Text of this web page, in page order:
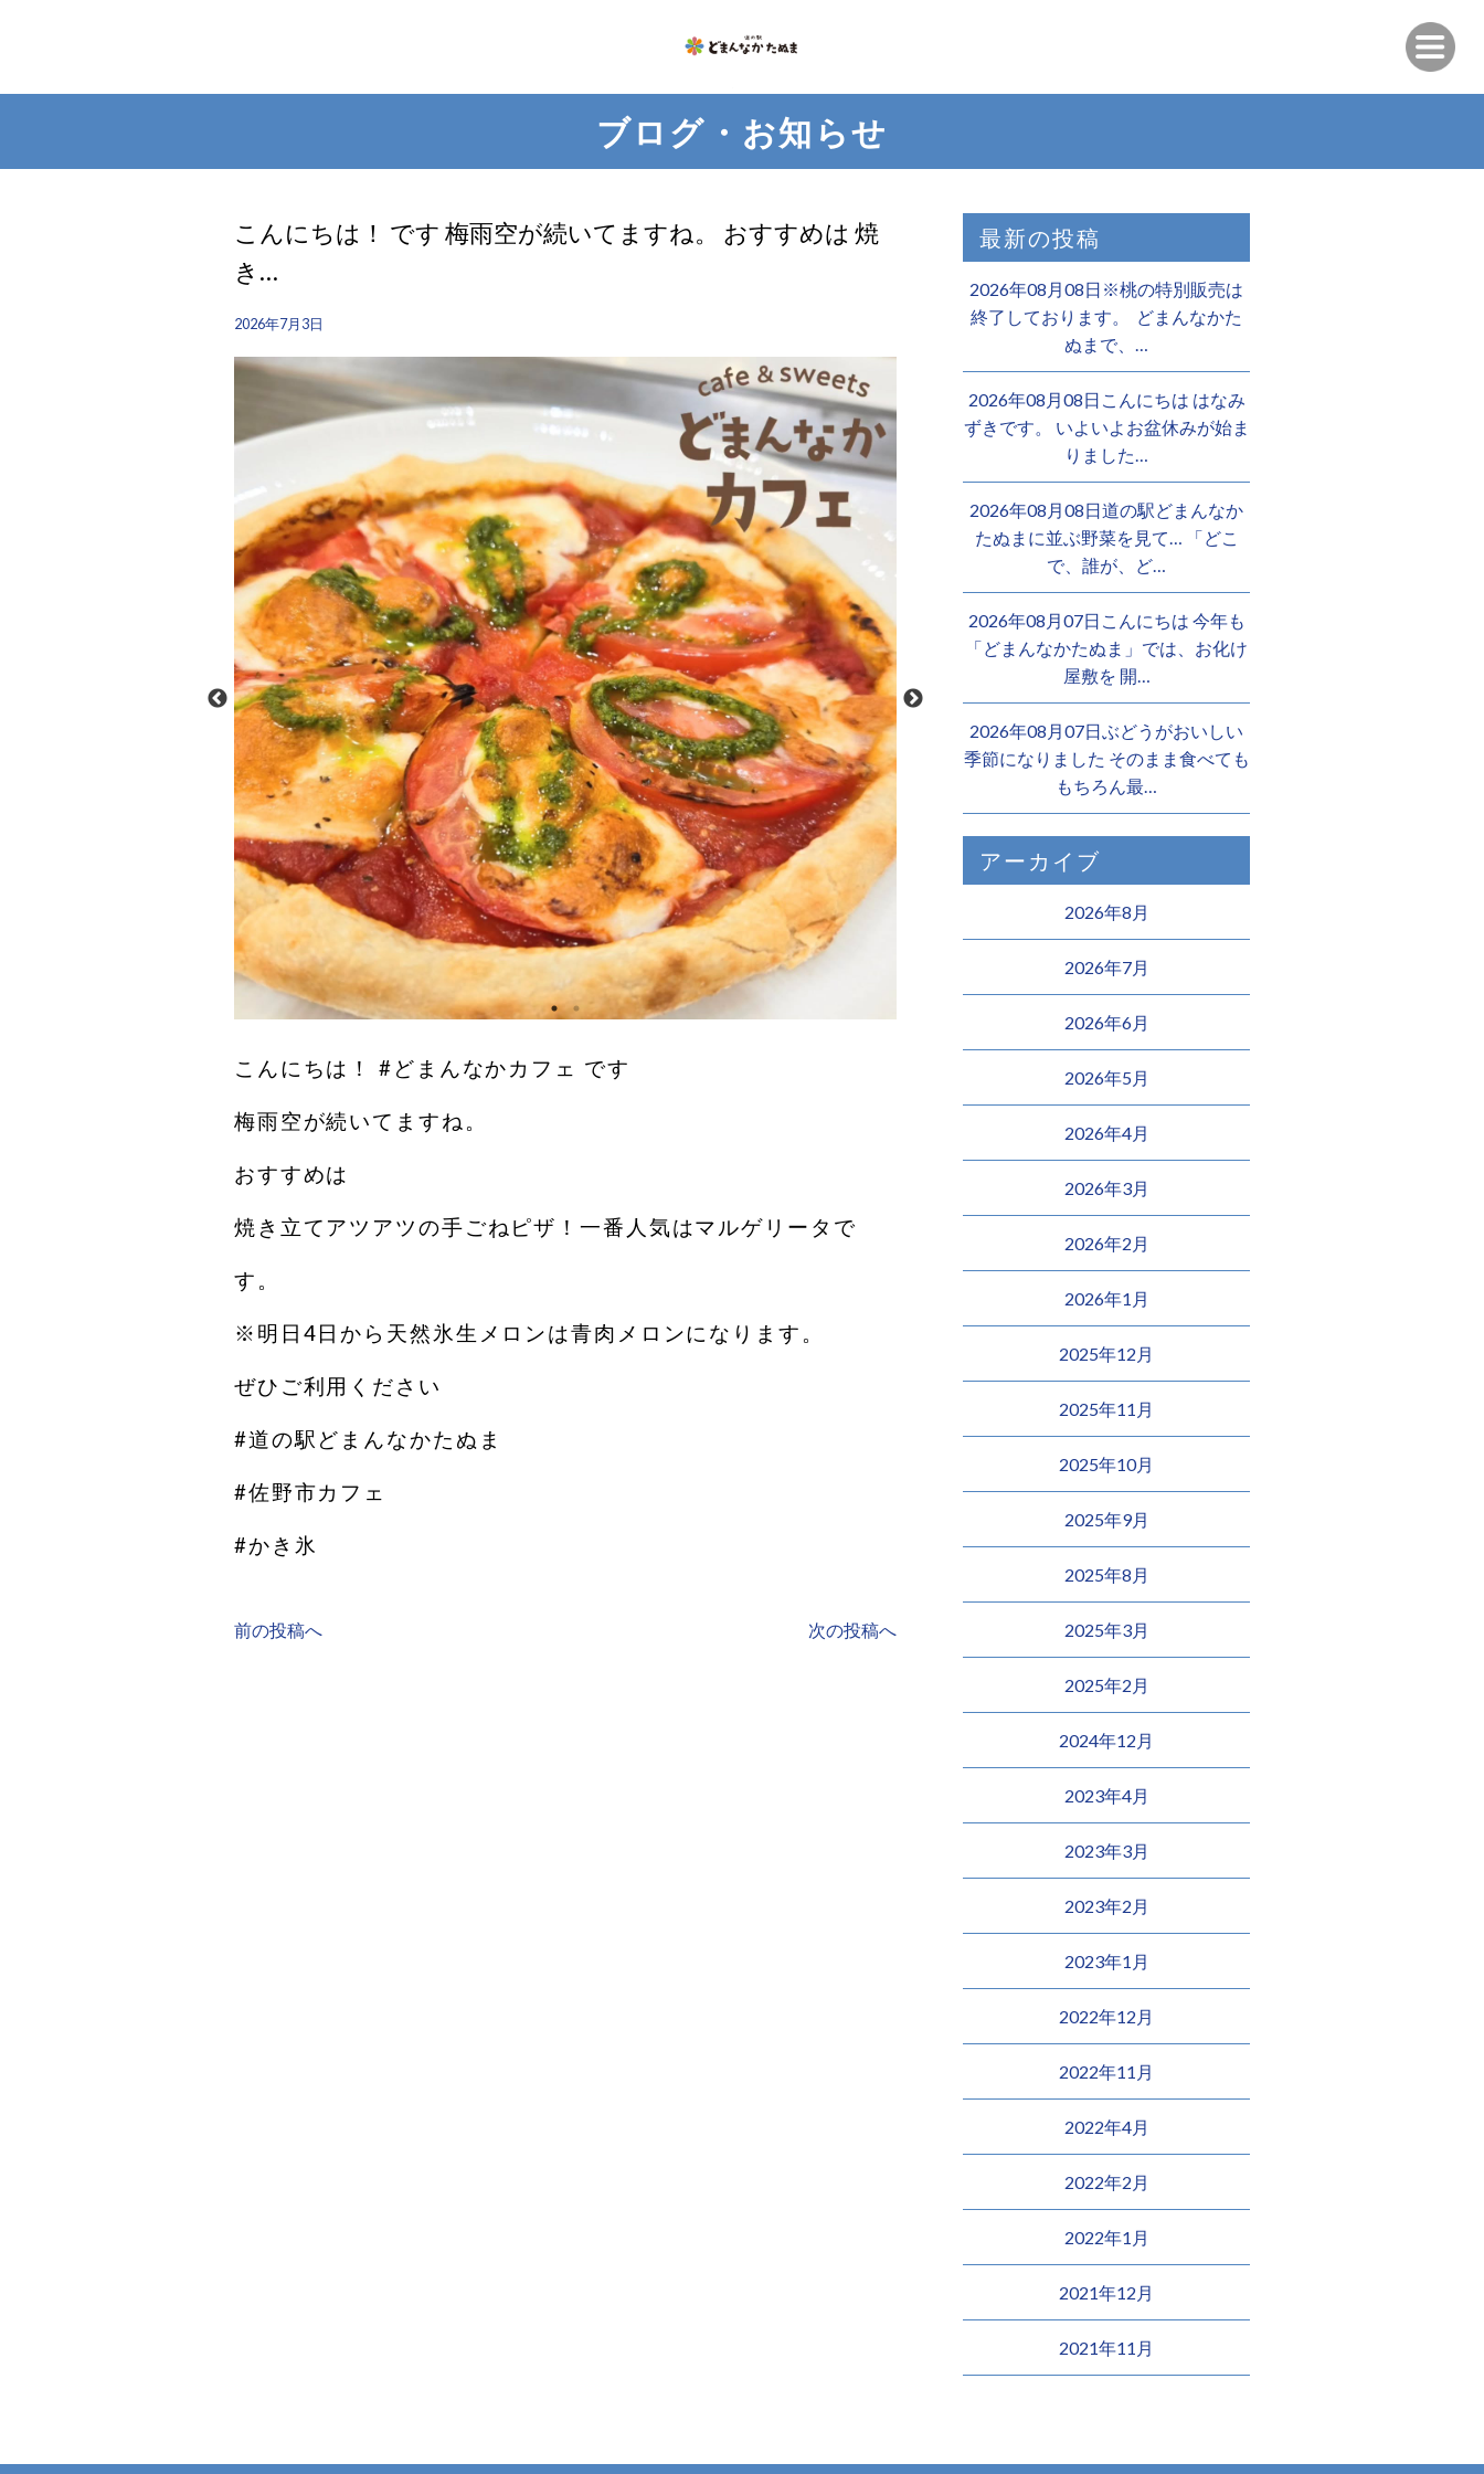
ブログ・お知らせ
こんにちは！ です 梅雨空が続いてますね。 おすすめは 焼
き…
2026年7月3日
こんにちは！ #どまんなかカフェ です
梅雨空が続いてますね。
おすすめは
焼き立てアツアツの手ごねピザ！一番人気はマルゲリータで
す。
※明日4日から天然氷生メロンは青肉メロンになります。
ぜひご利用ください
#道の駅どまんなかたぬま
#佐野市カフェ
#かき氷
前の投稿へ 次の投稿へ
最新の投稿
2026年08月08日※桃の特別販売は
終了しております。 ️ どまんなかた
ぬまで、…
2026年08月08日こんにちは はなみ
ずきです。 いよいよお盆休みが始ま
りました…
2026年08月08日道の駅どまんなか
たぬまに並ぶ野菜を見て… 「どこ
で、誰が、ど…
2026年08月07日こんにちは 今年も
「どまんなかたぬま」では、お化け
屋敷を 開…
2026年08月07日ぶどうがおいしい
季節になりました そのまま食べても
もちろん最…
アーカイブ
2026年8月
2026年7月
2026年6月
2026年5月
2026年4月
2026年3月
2026年2月
2026年1月
2025年12月
2025年11月
2025年10月
2025年9月
2025年8月
2025年3月
2025年2月
2024年12月
2023年4月
2023年3月
2023年2月
2023年1月
2022年12月
2022年11月
2022年4月
2022年2月
2022年1月
2021年12月
2021年11月